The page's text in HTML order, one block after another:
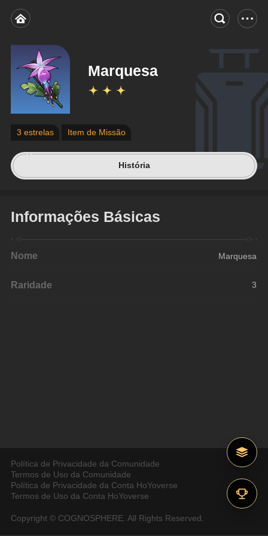
Marquesa
3 estrelas Item de Missão
História
Informações Básicas
Nome Marquesa
Raridade 3
Política de Privacidade da Comunidade
Termos de Uso da Comunidade
Política de Privacidade da Conta HoYoverse
Termos de Uso da Conta HoYoverse
Copyright © COGNOSPHERE. All Rights Reserved.